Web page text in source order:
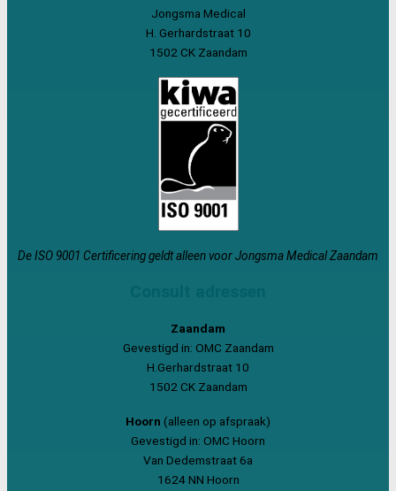
Jongsma Medical
H. Gerhardstraat 10
1502 CK Zaandam
De ISO 9001 Certificering geldt alleen voor Jongsma Medical Zaandam
Zaandam
Gevestigd in: OMC Zaandam
H.Gerhardstraat 10
1502 CK Zaandam
Hoorn (alleen op afspraak)
Gevestigd in: OMC Hoorn
Van Dedemstraat 6a
1624 NN Hoorn